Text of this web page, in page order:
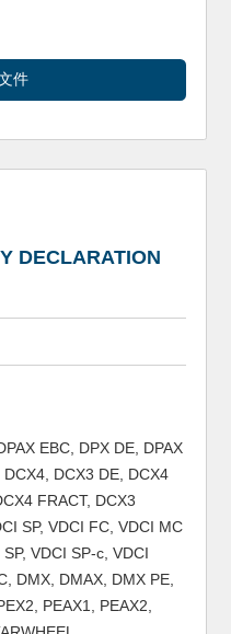
件
DECLARATION
EBC, DPX DE, DPAX
DCX3 DE, DCX4
FRACT, DCX3
SP, VDCI FC, VDCI MC
VDCI SP-c, VDCI
DMX, DMAX, DMX PE,
PEAX1, PEAX2,